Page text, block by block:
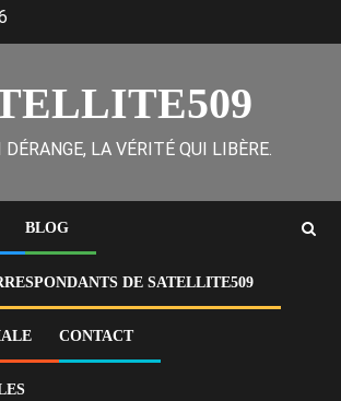
DÉRANGE, LA VÉRITÉ QUI LIBÈRE.
BLOG
DE SATELLITE509
CONTACT
une intervention salvadorienne pour résoudre la